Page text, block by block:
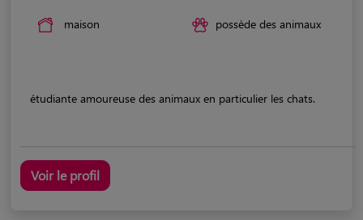
maison possède des animaux
étudiante amoureuse des animaux en particulier les chats.
Voir le profil